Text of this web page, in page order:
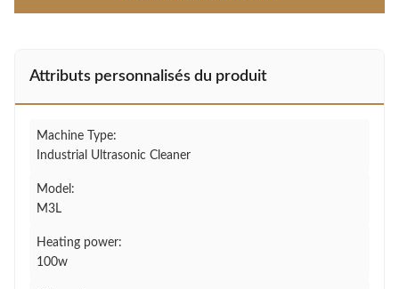
Attributs personnalisés du produit
Machine Type:
Industrial Ultrasonic Cleaner
Model:
M3L
Heating power:
100w